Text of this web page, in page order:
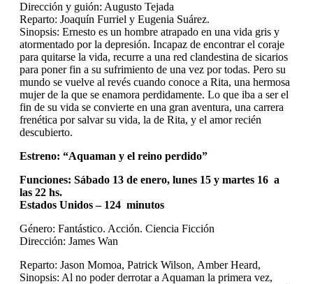
Dirección y guión: Augusto Tejada
Reparto: Joaquín Furriel y Eugenia Suárez.
Sinopsis: Ernesto es un hombre atrapado en una vida gris y
atormentado por la depresión. Incapaz de encontrar el coraje
para quitarse la vida, recurre a una red clandestina de sicarios
para poner fin a su sufrimiento de una vez por todas. Pero su
mundo se vuelve al revés cuando conoce a Rita, una hermosa
mujer de la que se enamora perdidamente. Lo que iba a ser el
fin de su vida se convierte en una gran aventura, una carrera
frenética por salvar su vida, la de Rita, y el amor recién
descubierto.
Estreno: “Aquaman y el reino perdido”
Funciones: Sábado 13 de enero, lunes 15 y martes 16 a
las 22 hs.
Estados Unidos – 124 minutos
Género: Fantástico. Acción. Ciencia Ficción
Dirección: James Wan
Reparto: Jason Momoa, Patrick Wilson, Amber Heard,
Sinopsis: Al no poder derrotar a Aquaman la primera vez,